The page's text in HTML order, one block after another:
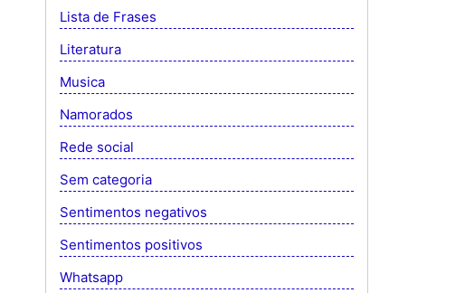
Lista de Frases
Literatura
Musica
Namorados
Rede social
Sem categoria
Sentimentos negativos
Sentimentos positivos
Whatsapp